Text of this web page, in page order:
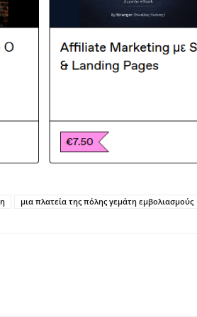
μια πλατεία της πόλης γεμάτη εμβολιασμούς